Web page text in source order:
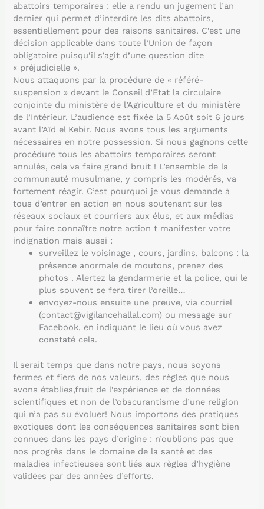
abattoirs temporaires : elle a rendu un jugement l’an
dernier qui permet d’interdire les dits abattoirs,
essentiellement pour des raisons sanitaires. C’est une
décision applicable dans toute l’Union de façon
obligatoire puisqu’il s’agit d’une question dite
« préjudicielle ».
Nous attaquons par la procédure de « référé-
suspension » devant le Conseil d’Etat la circulaire
conjointe du ministère de l’Agriculture et du ministère
de l’Intérieur. L’audience est fixée la 5 Août soit 6 jours
avant l’Aïd el Kebir. Nous avons tous les arguments
nécessaires en notre possession. Si nous gagnons cette
procédure tous les abattoirs temporaires seront
annulés, cela va faire grand bruit ! L’ensemble de la
communauté musulmane, y compris les modérés, va
fortement réagir. C’est pourquoi je vous demande à
tous d’entrer en action en nous soutenant sur les
réseaux sociaux et courriers aux élus, et aux médias
pour faire connaître notre action t manifester votre
indignation mais aussi :
surveillez le voisinage , cours, jardins, balcons : la
présence anormale de moutons, prenez des
photos . Alertez la gendarmerie et la police, qui le
plus souvent se fera tirer l’oreille…
envoyez-nous ensuite une preuve, via courriel
(contact@vigilancehallal.com) ou message sur
Facebook, en indiquant le lieu où vous avez
constaté cela.
Il serait temps que dans notre pays, nous soyons
fermes et fiers de nos valeurs, des règles que nous
avons établies,fruit de l’expérience et de données
scientifiques et non de l’obscurantisme d’une religion
qui n’a pas su évoluer! Nous importons des pratiques
exotiques dont les conséquences sanitaires sont bien
connues dans les pays d’origine : n’oublions pas que
nos progrès dans le domaine de la santé et des
maladies infectieuses sont liés aux règles d’hygiène
validées par des années d’efforts.